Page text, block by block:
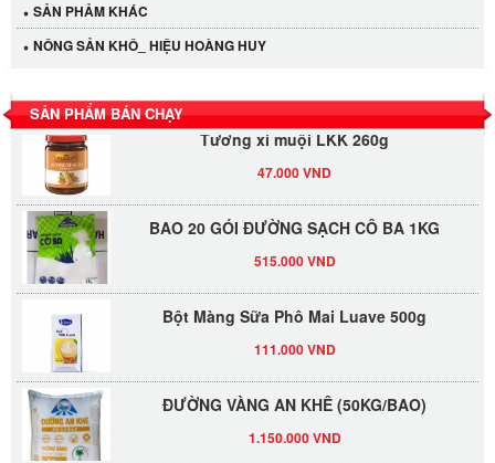
SẢN PHẢM KHÁC
NÔNG SẢN KHÔ_ HIỆU HOÀNG HUY
SẢN PHẨM BÁN CHẠY
LỐC 12 HỦ Tương xí muội LKK 260g
Tương xí muội LKK 260g
BAO 20 GÓI ĐƯỜNG SẠCH CÔ BA 1KG
ĐƯỜNG VÀNG AN KHÊ (50KG/BAO)